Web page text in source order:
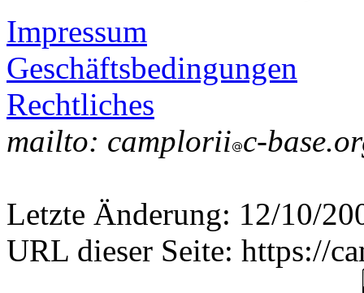
Impressum
Geschäftsbedingungen
Rechtliches
mailto: camplorii c-
Letzte Änderung: 12/10/
URL dieser Seite: https://